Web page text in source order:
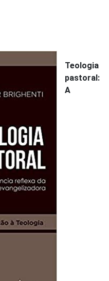
Teologia
pastoral:
A